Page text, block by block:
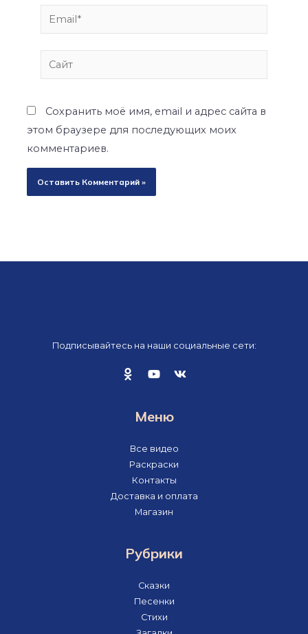
Email*
Сайт
Сохранить моё имя, email и адрес сайта в
этом браузере для последующих моих
комментариев.
Подписывайтесь на наши социальные сети:
Меню
Все видео
Раскраски
Контакты
Доставка и оплата
Магазин
Рубрики
Сказки
Песенки
Стихи